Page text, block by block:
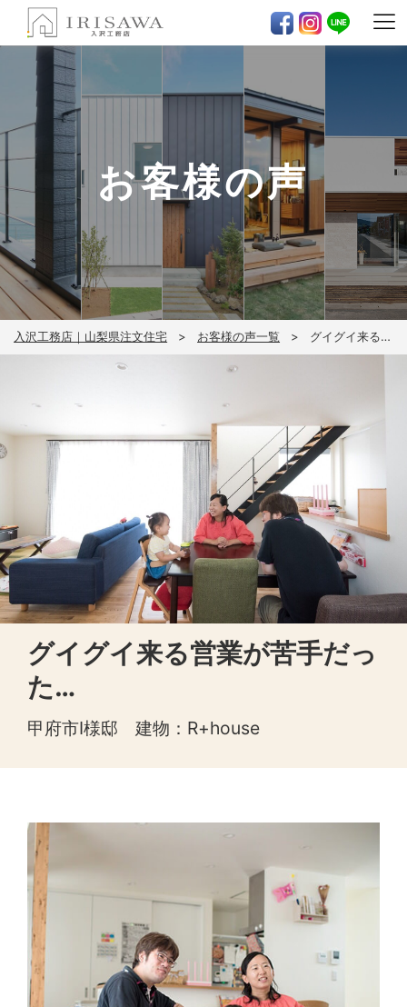
お客様の声
入沢工務店｜山梨県注文住宅 お客様の声一覧 グイグイ来る営業が苦手だった…
グイグイ来る営業が苦手だっ
た…
甲府市I様邸 建物：R+house